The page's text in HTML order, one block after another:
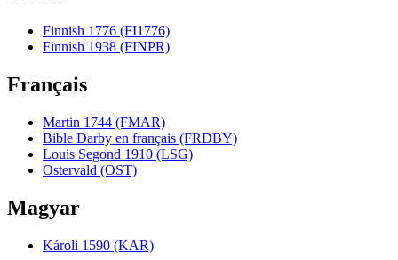
Finnish 1776 (FI1776)
Finnish 1938 (FINPR)
Français
Martin 1744 (FMAR)
Bible Darby en français (FRDBY)
Louis Segond 1910 (LSG)
Ostervald (OST)
Magyar
Károli 1590 (KAR)